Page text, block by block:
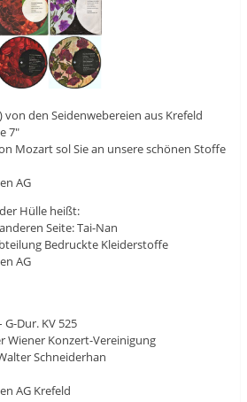
von den Seidenwebereien aus Krefeld
7″
Mozart sol Sie an unsere schönen Stoffe
AG
Hülle heißt:
Seite: Tai-Nan
Bedruckte Kleiderstoffe
AG
G-Dur. KV 525
Wiener Konzert-Vereinigung
Schneiderhan
AG Krefeld